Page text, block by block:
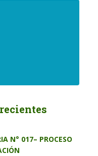
N° 017– PROCESO